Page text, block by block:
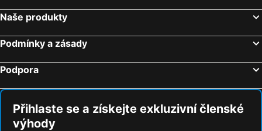
Naše produkty
Podmínky a zásady
Podpora
Přihlaste se a získejte exkluzivní členské
výhody